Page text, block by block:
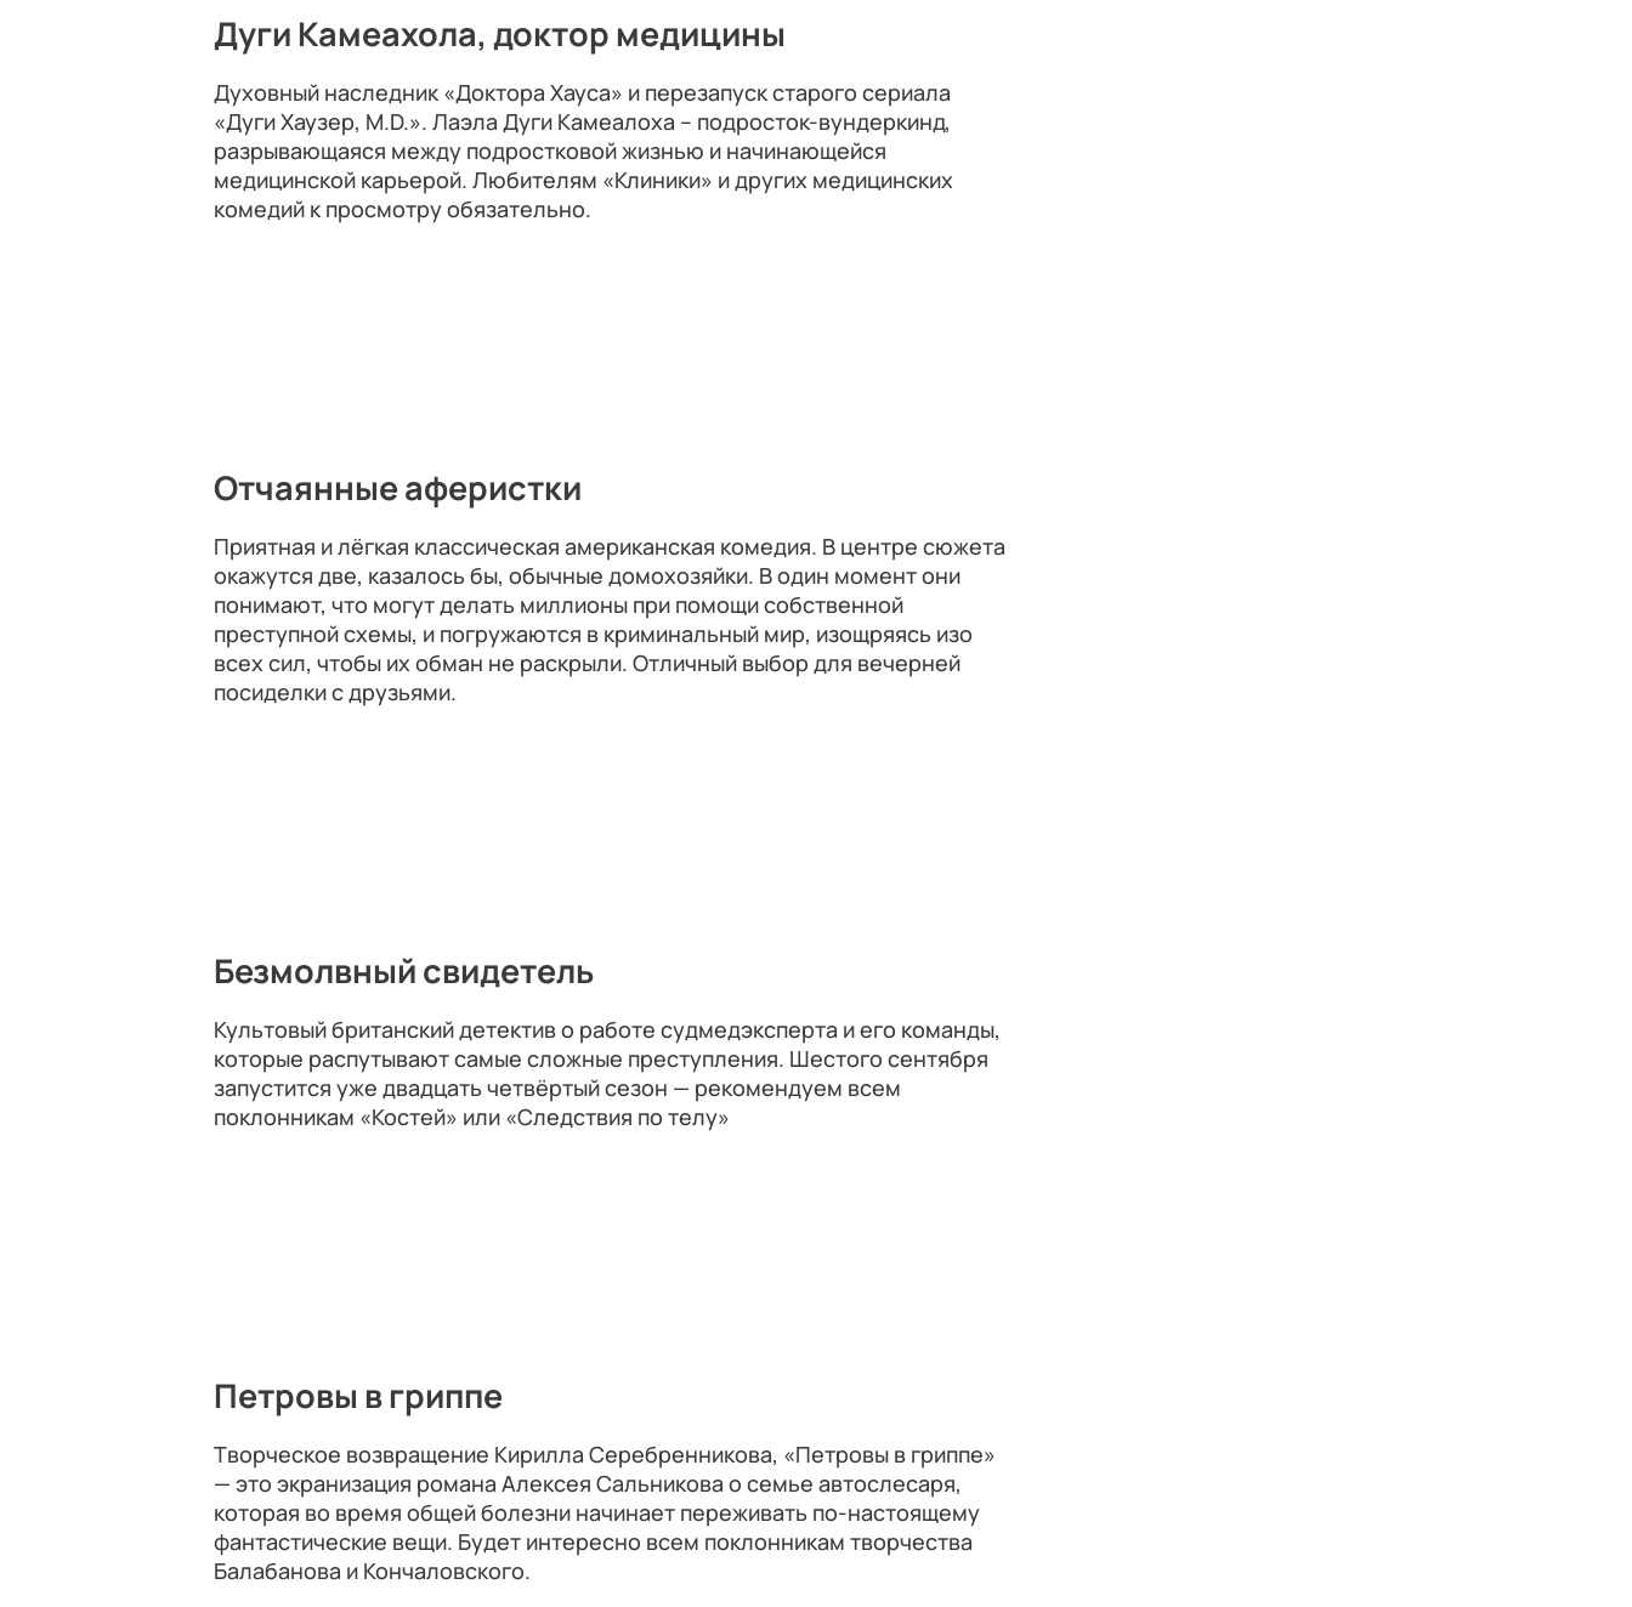
Дуги Камеахола, доктор медицины
Духовный наследник «Доктора Хауса» и перезапуск старого сериала
«Дуги Хаузер, M.D.». Лаэла Дуги Камеалоха – подросток-вундеркинд,
разрывающаяся между подростковой жизнью и начинающейся
медицинской карьерой. Любителям «Клиники» и других медицинских
комедий к просмотру обязательно.
Отчаянные аферистки
Приятная и лёгкая классическая американская комедия. В центре сюжета
окажутся две, казалось бы, обычные домохозяйки. В один момент они
понимают, что могут делать миллионы при помощи собственной
преступной схемы, и погружаются в криминальный мир, изощряясь изо
всех сил, чтобы их обман не раскрыли. Отличный выбор для вечерней
посиделки с друзьями.
Безмолвный свидетель
Культовый британский детектив о работе судмедэксперта и его команды,
которые распутывают самые сложные преступления. Шестого сентября
запустится уже двадцать четвёртый сезон — рекомендуем всем
поклонникам «Костей» или «Следствия по телу»
Петровы в гриппе
Творческое возвращение Кирилла Серебренникова, «Петровы в гриппе»
— это экранизация романа Алексея Сальникова о семье автослесаря,
которая во время общей болезни начинает переживать по-настоящему
фантастические вещи. Будет интересно всем поклонникам творчества
Балабанова и Кончаловского.